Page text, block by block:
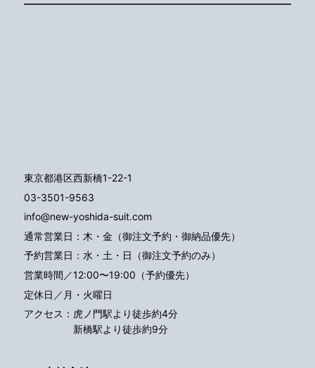
東京都港区西新橋1-22-1
03-3501-9563
info@new-yoshida-suit.com
通常営業日：木・金（御注文予約・御納品優先）
予約営業日：水・土・日（御注文予約のみ）
営業時間／12:00〜19:00（予約優先）
定休日／月・火曜日
アクセス： 虎ノ門駅より徒歩約4分
新橋駅より徒歩約9分